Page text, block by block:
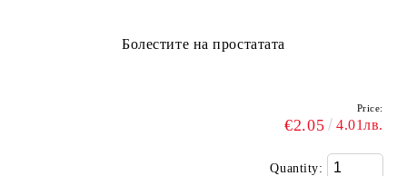
Болестите на простатата
Price:
€2.05 4.01лв.
Quantity: